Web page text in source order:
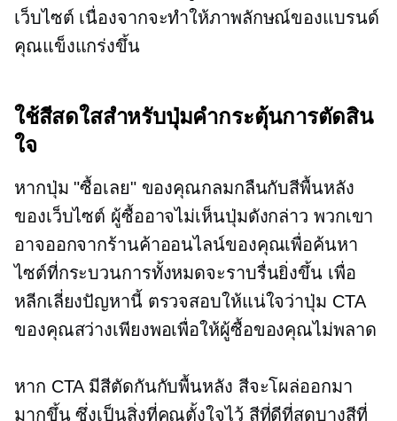
เว็บไซต์ เนื่องจากจะทำให้ภาพลักษณ์ของแบรนด์
คุณแข็งแกร่งขึ้น
ใช้สีสดใสสำหรับปุ่มคำกระตุ้นการตัดสิน
ใจ
หากปุ่ม "ซื้อเลย" ของคุณกลมกลืนกับสีพื้นหลัง
ของเว็บไซต์ ผู้ซื้ออาจไม่เห็นปุ่มดังกล่าว พวกเขา
อาจออกจากร้านค้าออนไลน์ของคุณเพื่อค้นหา
ไซต์ที่กระบวนการทั้งหมดจะราบรื่นยิ่งขึ้น เพื่อ
หลีกเลี่ยงปัญหานี้ ตรวจสอบให้แน่ใจว่าปุ่ม CTA
ของคุณสว่างเพียงพอเพื่อให้ผู้ซื้อของคุณไม่พลาด
หาก CTA มีสีตัดกันกับพื้นหลัง สีจะโผล่ออกมา
มากขึ้น ซึ่งเป็นสิ่งที่คุณตั้งใจไว้ สีที่ดีที่สุดบางสีที่